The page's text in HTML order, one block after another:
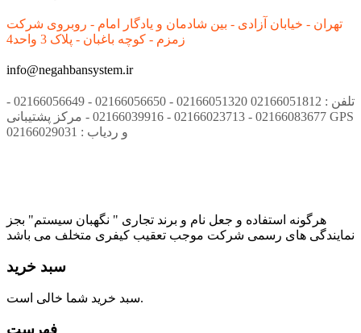
تهران - خیابان آزادی - بین شادمان و یادگار امام - روبروی شرکت
زمزم - کوچه باغبان - پلاک 3 واحد4
info@negahbansystem.ir
تلفن : 02166051812 02166051320 - 02166056650 - 02166056649 -
02166083677 - 02166023713 - 02166039916 - مرکز پشتیبانی GPS
و ردیاب : 02166029031
هرگونه استفاده و جعل نام و برند تجاری " نگهبان سیستم" بجز
نمایندگی های رسمی شرکت موجب تعقیب کیفری متخلف می باشد
سبد خرید
سبد خرید شما خالی است.
فهرست